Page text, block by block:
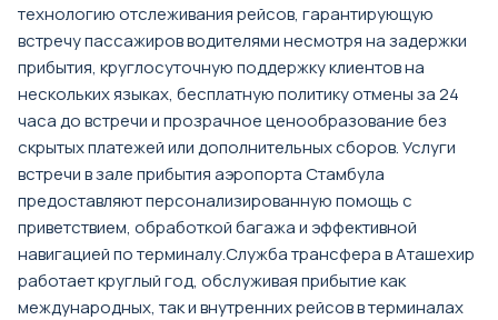
технологию отслеживания рейсов, гарантирующую
встречу пассажиров водителями несмотря на задержки
прибытия, круглосуточную поддержку клиентов на
нескольких языках, бесплатную политику отмены за 24
часа до встречи и прозрачное ценообразование без
скрытых платежей или дополнительных сборов. Услуги
встречи в зале прибытия аэропорта Стамбула
предоставляют персонализированную помощь с
приветствием, обработкой багажа и эффективной
навигацией по терминалу.Служба трансфера в Аташехир
работает круглый год, обслуживая прибытие как
международных, так и внутренних рейсов в терминалах